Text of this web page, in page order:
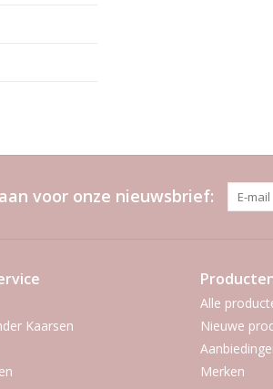
voor onze nieuwsbrief:
Kaarsen
Alle
Nieuwe
Merken